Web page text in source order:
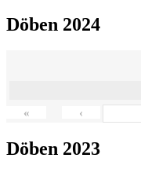
Döben 2024
« ‹
Döben 2023